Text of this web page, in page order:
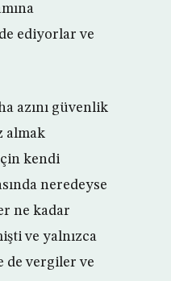
ediyorlar ve
azını güvenlik
almak
kendi
neredeyse
ne kadar
ve yalnızca
de vergiler ve